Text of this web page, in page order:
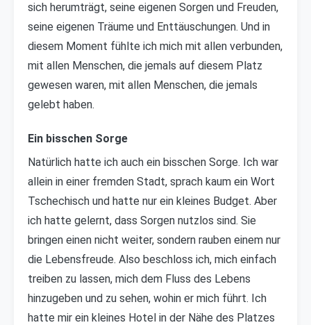
sich herumträgt, seine eigenen Sorgen und Freuden,
seine eigenen Träume und Enttäuschungen. Und in
diesem Moment fühlte ich mich mit allen verbunden,
mit allen Menschen, die jemals auf diesem Platz
gewesen waren, mit allen Menschen, die jemals
gelebt haben.
Ein bisschen Sorge
Natürlich hatte ich auch ein bisschen Sorge. Ich war
allein in einer fremden Stadt, sprach kaum ein Wort
Tschechisch und hatte nur ein kleines Budget. Aber
ich hatte gelernt, dass Sorgen nutzlos sind. Sie
bringen einen nicht weiter, sondern rauben einem nur
die Lebensfreude. Also beschloss ich, mich einfach
treiben zu lassen, mich dem Fluss des Lebens
hinzugeben und zu sehen, wohin er mich führt. Ich
hatte mir ein kleines Hotel in der Nähe des Platzes